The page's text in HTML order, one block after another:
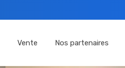
Vente Nos partenaires